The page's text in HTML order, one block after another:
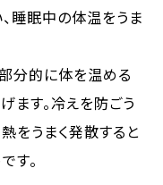
睡眠中の体温をうま
分的に体を温める
ます。冷えを防ごう
をうまく発散すると
す。